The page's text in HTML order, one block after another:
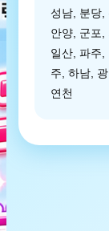
성남, 분당,
안양, 군포,
일산, 파주,
주, 하남,
연천